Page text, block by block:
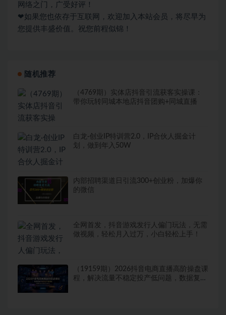
网络之门，广受好评！
❤如果您也依存于互联网，欢迎加入本站会员，将尽早为
您提供丰盛价值。祝您前程似锦！
随机推荐
（4769期）实体店抖音引流获客实操课：
带你玩转同城本地店抖音团购+同城直播
白龙·创业IP特训营2.0，IP合伙人掘金计
划，做到年入50W
内部招聘渠道日引流300+创业粉，加爆你
的微信
全网首发，抖音游戏发行人偏门玩法，无需
做视频，轻松月入过万，小白轻松上手！
（19159期）2026抖音电商直播高阶操盘课
程，解决流量不稳定投产低问题，数据复盘